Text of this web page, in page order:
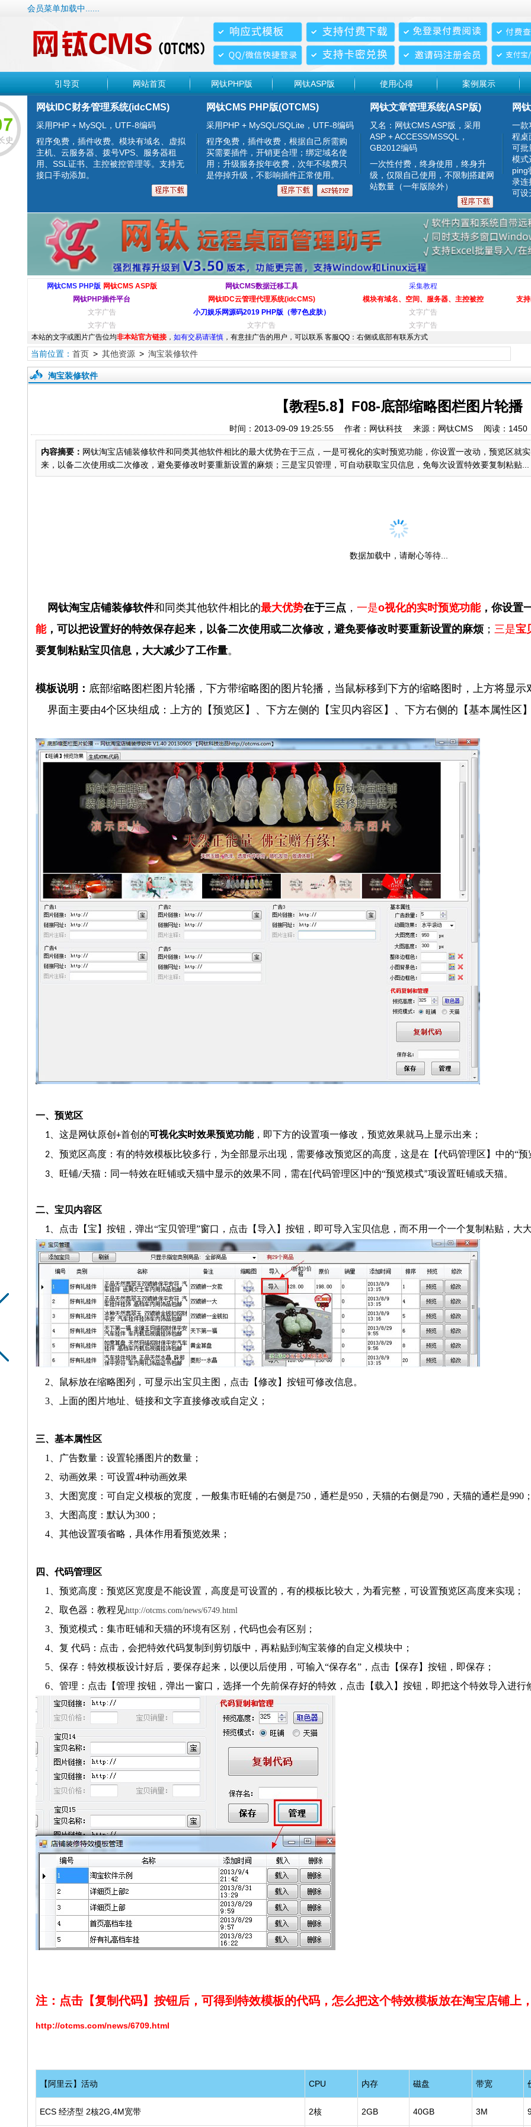
会员菜单加载中......
引导页 网站首页 网钛PHP版 网钛ASP版 使用心得 案例展示
网钛IDC财务管理系统(idcCMS)
采用PHP + MySQL，UTF-8编码
程序免费，插件收费。模块有域名、虚拟
主机、云服务器、拨号VPS、服务器租
用、SSL证书、主控被控管理等。支持无
接口手动添加。
网钛CMS PHP版(OTCMS)
采用PHP + MySQL/SQLite，UTF-8编码
程序免费，插件收费，根据自己所需购
买需要插件，开销更合理；绑定域名使
用；升级服务按年收费，次年不续费只
是停掉升级，不影响插件正常使用。
网钛文章管理系统(ASP版)
又名：网钛CMS ASP版，采用
ASP + ACCESS/MSSQL，
GB2012编码
一次性付费，终身使用，终身升
级，仅限自己使用，不限制搭建网
站数量（一年版除外）
网
一款
程桌
可批
模式
ping
录连
可设
网钛CMS PHP版 网钛CMS ASP版 网钛CMS数据迁移工具
采集教程
网钛PHP插件平台
网钛IDC云管理代理系统(idcCMS) 模块有域名、空间、服务器、主控被控
支
文字广告
小刀娱乐网源码2019 PHP版（带7色皮肤）
文字广告
文字广告
文字广告
文字广告
本站的文字或图片广告位均非本站官方链接， 如有交易请谨慎，有意挂广告的用户，可以联系 客服QQ：右侧或底部有联系方式
当前位置： 首页> 其他资源> 淘宝装修软件
淘宝装修软件
【教程5.8】F08-底部缩略图栏图片轮播
时间：2013-09-09 19:25:55 作者：网钛科技 来源：网钛CMS 阅读： 1450
内容摘要： 网钛淘宝店铺装修软件和同类其他软件相比的最大优势在于三点，一是可视化的实时预览功能，你设置一改动，预览区就
来，以备二次使用或二次修改，避免要修改时要重新设置的麻烦；三是宝贝管理，可自动获取宝贝信息，免每次设置特效要复制粘贴...
数据加载中，请耐心等待...
网钛淘宝店铺装修软件和同类其他软件相比的最大优势在于三点 ， 一是o视化的实时预览功能，你设置
能，可以把设置好的特效保存起来，以备二次使用或二次修改，避免要修改时要重新设置的麻烦； 三是宝
要复制粘贴宝贝信息，大大减少了工作量。
模板说明： 底部缩略图栏图片轮播，下方带缩略图的图片轮播，当鼠标移到下方的缩略图时，上方将显示
界面主要由4个区块组成：上方的【预览区】、下方左侧的【宝贝内容区】、下方右侧的【基本属性区
一、预览区
1、这是网钛原创 +首创的可视化实时效果预览功能，即下方的设置项一修改，预览效果就马上显示出来；
2、预览区高度：有的特效模板比较多行，为全部显示出现，需要修改预览区的高度，这是在【代码管理区】 中的“预
3、旺铺/天猫：同一特效在旺铺或天猫中显示的效果不同，需在[ 代码管理区] 中的“预览模式”项设置旺铺或天猫。
二、宝贝内容区
1、点击【宝 】按钮，弹出“宝贝管理”窗口，点击【导入】按钮，即可导入宝贝信息，而不用一个一个复制粘贴，大
2、鼠标放在缩略图列，可显示出宝贝主图，点击【修改】按钮可修改信息。
3、上面的图片地址、链接和文字直接修改或自定义；
三、 基本属性区
1、广告数量：设置轮播图片的数量；
2、动画效果：可设置4种动画效果
3、大图宽度：可自定义模板的宽度，一般集市旺铺的右侧是750，通栏是950，天猫的右侧是790，天猫的通栏是990
3、大图高度：默认为300；
4、其他设置项省略，具体作用看预览效果；
四、代码管理区
1、预览高度：预览区宽度是不能设置，高度是可设置的，有的模板比较大，为看完整，可设置预览区高度来实现；
2、取色器：教程见http://otcms.com/news/6749.html
3、预览模式：集市旺铺和天猫的环境有区别，代码也会有区别；
4、复 代码：点击，会把特效代码复制到剪切版中，再粘贴到淘宝装修的自定义模块中；
5、保存：特效模板设计好后，要保存起来，以便以后使用，可输入“保存名”，点击【保存】按钮，即保存；
6、管理：点击【管理 按钮，弹出一窗口，选择一个先前保存好的特效，点击【载入】按钮，即把这个特效导入进行
注：点击【复制代码】按钮后，可得到特效模板的代码，怎么把这个特效模板放在淘宝店铺上
http://otcms.com/news/6709.html
【阿里云】活动 CPU 内存 磁盘 带宽
ECS 经济型 2核2G,4M宽带 2核 2GB 40GB 3M
史